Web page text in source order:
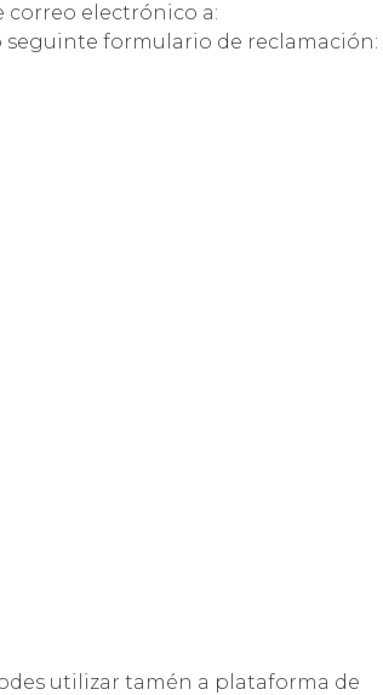
correo electrónico a:
seguinte formulario de reclamación:
utilizar tamén a plataforma de